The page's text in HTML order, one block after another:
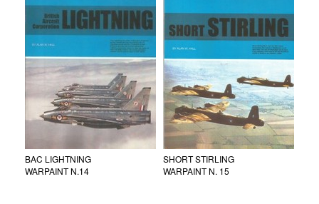
BAC LIGHTNING
WARPAINT N.14
SHORT STIRLING
WARPAINT N. 15